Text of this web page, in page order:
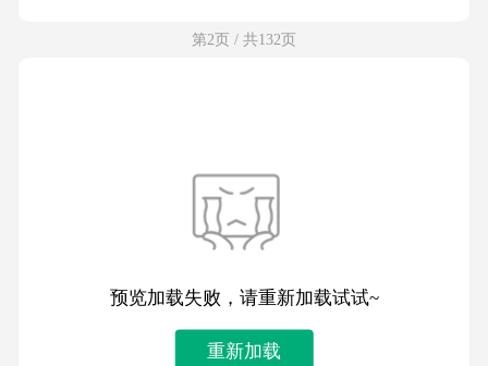
第2页 / 共132页
预览加载失败，请重新加载试试~
重新加载